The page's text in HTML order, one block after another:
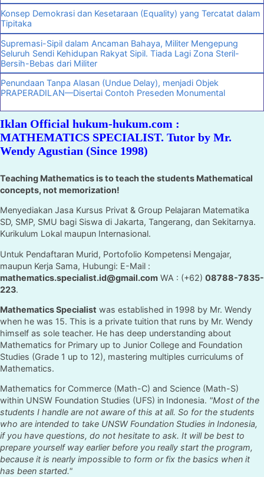
Konsep Demokrasi dan Kesetaraan (Equality) yang Tercatat dalam
Tipitaka
Supremasi-Sipil dalam Ancaman Bahaya, Militer Mengepung
Seluruh Sendi Kehidupan Rakyat Sipil. Tiada Lagi Zona Steril-
Bersih-Bebas dari Militer
Penundaan Tanpa Alasan (Undue Delay), menjadi Objek
PRAPERADILAN—Disertai Contoh Preseden Monumental
Iklan Official hukum-hukum.com :
MATHEMATICS SPECIALIST. Tutor by Mr.
Wendy Agustian (Since 1998)
Teaching Mathematics is to teach the students Mathematical
concepts, not memorization!
Menyediakan Jasa Kursus Privat & Group Pelajaran Matematika
SD, SMP, SMU bagi Siswa di Jakarta, Tangerang, dan Sekitarnya.
Kurikulum Lokal maupun Internasional.
Untuk Pendaftaran Murid, Portofolio Kompetensi Mengajar,
maupun Kerja Sama, Hubungi: E-Mail :
mathematics.specialist.id@gmail.com WA : (+62) 08788-7835-
223.
Mathematics Specialist was established in 1998 by Mr. Wendy
when he was 15. This is a private tuition that runs by Mr. Wendy
himself as sole teacher. He has deep understanding about
Mathematics for Primary up to Junior College and Foundation
Studies (Grade 1 up to 12), mastering multiples curriculums of
Mathematics.
Mathematics for Commerce (Math-C) and Science (Math-S)
within UNSW Foundation Studies (UFS) in Indonesia. "Most of the
students I handle are not aware of this at all. So for the students
who are intended to take UNSW Foundation Studies in Indonesia,
if you have questions, do not hesitate to ask. It will be best to
prepare yourself way earlier before you really start the program,
because it is nearly impossible to form or fix the basics when it
has been started."